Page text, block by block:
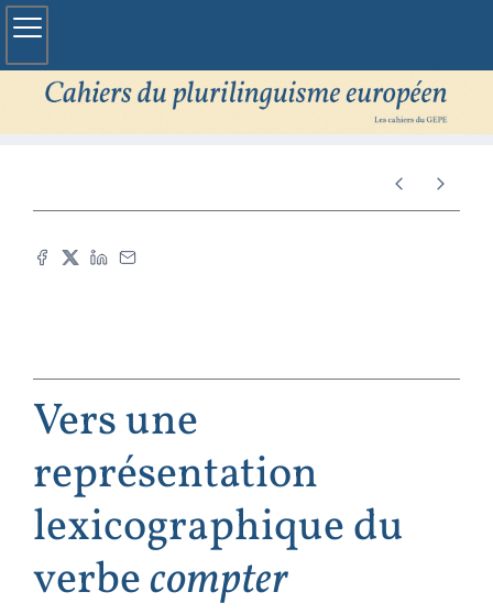
Vers une
représentation
lexicographique du
verbecompter